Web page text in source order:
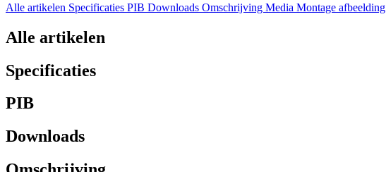
Alle artikelen Specificaties PIB Downloads Omschrijving Media Montage afbeelding
Alle artikelen
Specificaties
PIB
Downloads